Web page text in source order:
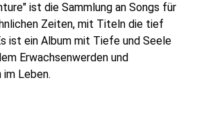
ist die Sammlung an Songs für
Zeiten, mit Titeln die tief
ist ein Album mit Tiefe und Seele
Erwachsenwerden und
Leben.